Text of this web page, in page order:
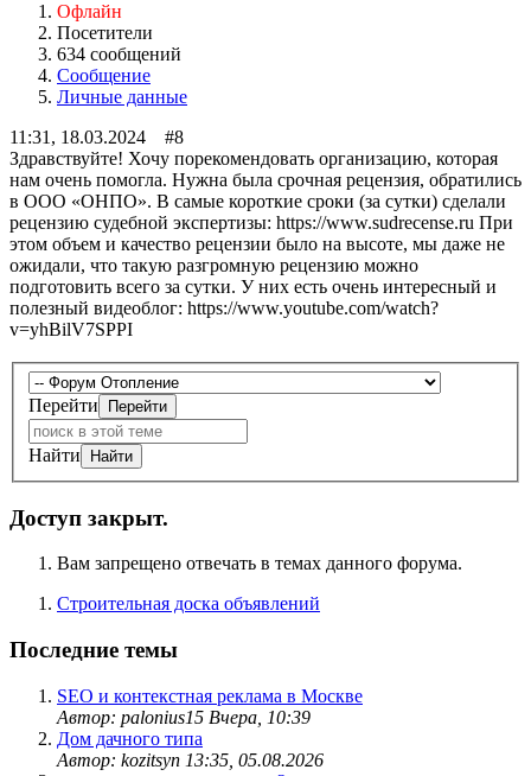
Офлайн
Посетители
634 сообщений
Сообщение
Личные данные
11:31, 18.03.2024 #8
Здравствуйте! Хочу порекомендовать организацию, которая
нам очень помогла. Нужна была срочная рецензия, обратились
в ООО «ОНПО». В самые короткие сроки (за сутки) сделали
рецензию судебной экспертизы: https://www.sudrecense.ru При
этом объем и качество рецензии было на высоте, мы даже не
ожидали, что такую разгромную рецензию можно
подготовить всего за сутки. У них есть очень интересный и
полезный видеоблог: https://www.youtube.com/watch?
v=yhBilV7SPPI
Перейти
Найти
Доступ закрыт.
Вам запрещено отвечать в темах данного форума.
Строительная доска объявлений
Последние темы
SEO и контекстная реклама в Москве
Автор: palonius15 Вчера, 10:39
Дом дачного типа
Автор: kozitsyn 13:35, 05.08.2026